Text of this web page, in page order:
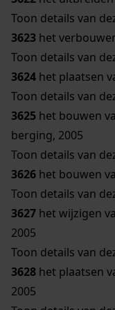
Toon details van
3623 het
Toon details van
3624 het plaatsen
Toon details van
3625 het bouwen
berging, 2005
Toon details van
3626 het bouwen
Toon details van
3627 het wijzigen
2005
Toon details van
3628 het plaatsen
2005